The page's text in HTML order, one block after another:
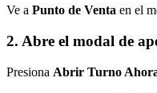
Ve a Punto de Venta en el
2. Abre el modal de
Presiona Abrir Turno